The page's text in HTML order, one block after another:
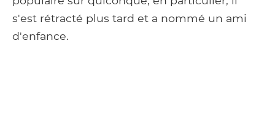
s'est rétracté plus tard et a nommé un ami
d'enfance.